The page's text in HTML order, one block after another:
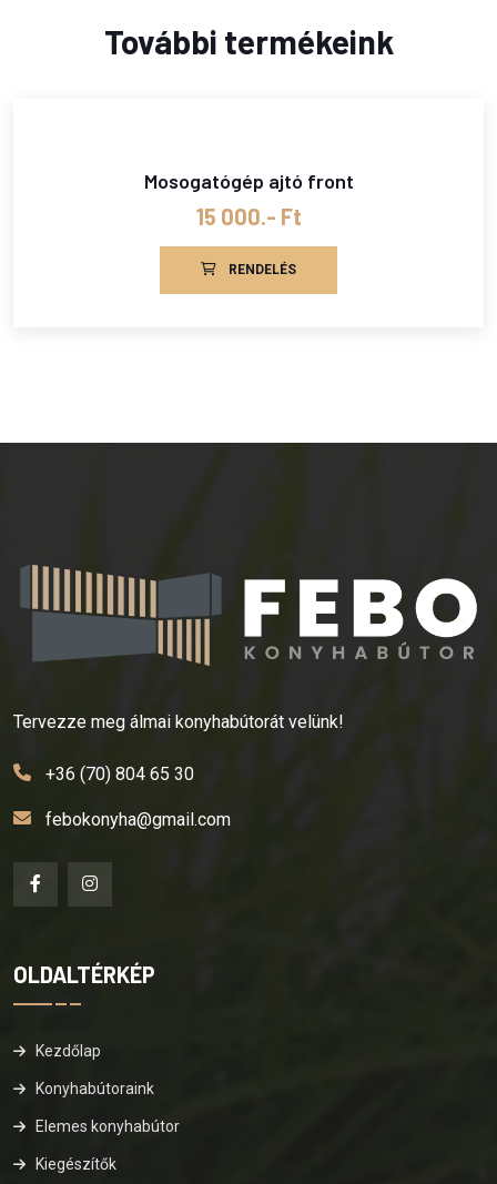
További termékeink
Mosogatógép ajtó front
15 000.- Ft
RENDELÉS
Tervezze meg álmai konyhabútorát velünk!
+36 (70) 804 65 30
febokonyha@gmail.com
OLDALTÉRKÉP
Kezdőlap
Konyhabútoraink
Elemes konyhabútor
Kiegészítők